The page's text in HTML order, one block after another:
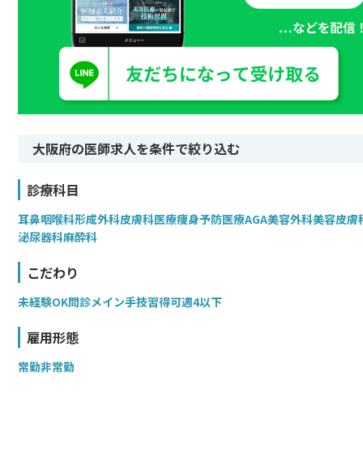
大阪府の医師求人を条件で絞り込む
診療科目
耳鼻咽喉科形成外科皮膚科医療痩身予防医療AGA美容外科美容皮膚
泌尿器科麻酔科
こだわり
未経験OK問診メイン手技習得可週4以下
雇用形態
常勤非常勤